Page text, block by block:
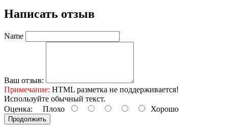
Написать отзыв
Name
Ваш отзыв:
Примечание: HTML разметка не поддерживается!
Используйте обычный текст.
Оценка: Плохо Хорошо
Продолжить